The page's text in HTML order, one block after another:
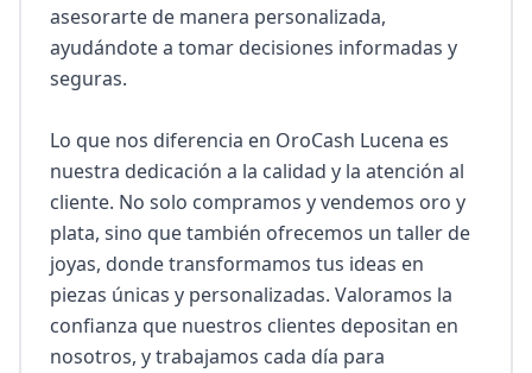
asesorarte de manera personalizada,
ayudándote a tomar decisiones informadas y
seguras.
Lo que nos diferencia en OroCash Lucena es
nuestra dedicación a la calidad y la atención al
cliente. No solo compramos y vendemos oro y
plata, sino que también ofrecemos un taller de
joyas, donde transformamos tus ideas en
piezas únicas y personalizadas. Valoramos la
confianza que nuestros clientes depositan en
nosotros, y trabajamos cada día para